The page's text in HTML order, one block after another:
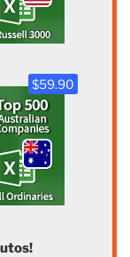
$59.90